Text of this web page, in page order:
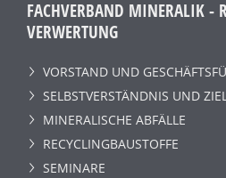
FACHVERBAND MINERALIK -
VERWERTUNG
VORSTAND UND
SELBSTVERSTÄNDNIS UND
MINERALISCHE ABFÄLLE
RECYCLINGBAUSTOFFE
SEMINARE